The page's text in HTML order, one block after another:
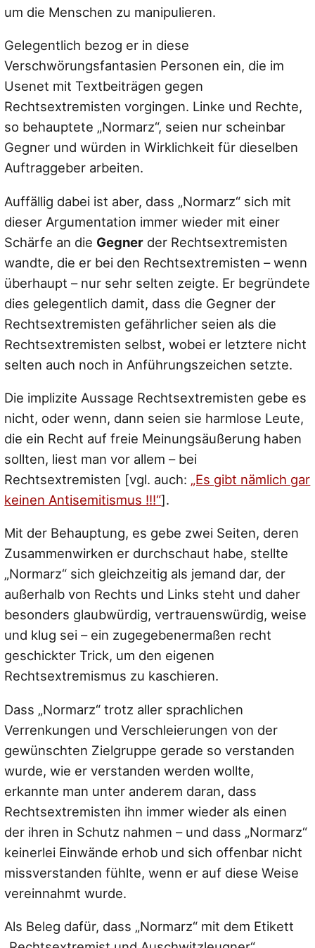
um die Menschen zu manipulieren.
Gelegentlich bezog er in diese
Verschwörungsfantasien Personen ein, die im
Usenet mit Textbeiträgen gegen
Rechtsextremisten vorgingen. Linke und Rechte,
so behauptete „Normarz“, seien nur scheinbar
Gegner und würden in Wirklichkeit für dieselben
Auftraggeber arbeiten.
Auffällig dabei ist aber, dass „Normarz“ sich mit
dieser Argumentation immer wieder mit einer
Schärfe an die Gegner der Rechtsextremisten
wandte, die er bei den Rechtsextremisten – wenn
überhaupt – nur sehr selten zeigte. Er begründete
dies gelegentlich damit, dass die Gegner der
Rechtsextremisten gefährlicher seien als die
Rechtsextremisten selbst, wobei er letztere nicht
selten auch noch in Anführungszeichen setzte.
Die implizite Aussage Rechtsextremisten gebe es
nicht, oder wenn, dann seien sie harmlose Leute,
die ein Recht auf freie Meinungsäußerung haben
sollten, liest man vor allem – bei
Rechtsextremisten [vgl. auch: „Es gibt nämlich gar
keinen Antisemitismus !!!“].
Mit der Behauptung, es gebe zwei Seiten, deren
Zusammenwirken er durchschaut habe, stellte
„Normarz“ sich gleichzeitig als jemand dar, der
außerhalb von Rechts und Links steht und daher
besonders glaubwürdig, vertrauenswürdig, weise
und klug sei – ein zugegebenermaßen recht
geschickter Trick, um den eigenen
Rechtsextremismus zu kaschieren.
Dass „Normarz“ trotz aller sprachlichen
Verrenkungen und Verschleierungen von der
gewünschten Zielgruppe gerade so verstanden
wurde, wie er verstanden werden wollte,
erkannte man unter anderem daran, dass
Rechtsextremisten ihn immer wieder als einen
der ihren in Schutz nahmen – und dass „Normarz“
keinerlei Einwände erhob und sich offenbar nicht
missverstanden fühlte, wenn er auf diese Weise
vereinnahmt wurde.
Als Beleg dafür, dass „Normarz“ mit dem Etikett